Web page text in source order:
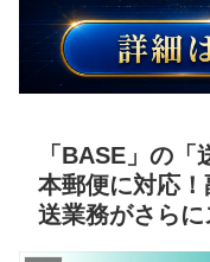
「BASE」の
本郵便に対応
送業務がさらに